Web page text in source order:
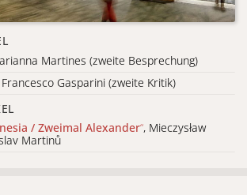
Martines (zweite Besprechung)
Francesco Gasparini (zweite Kritik)
/ Zweimal Alexander“, Mieczysław
Martinů